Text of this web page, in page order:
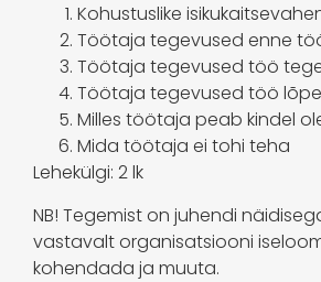
Kohustuslike
Töötaja tegevused enne
Töötaja tegevused töö
Töötaja tegevused töö
Milles töötaja peab kindel
Mida töötaja ei tohi teha
Lehekülgi: 2 lk
NB! Tegemist on juhendi
vastavalt organisatsiooni
kohendada ja muuta.